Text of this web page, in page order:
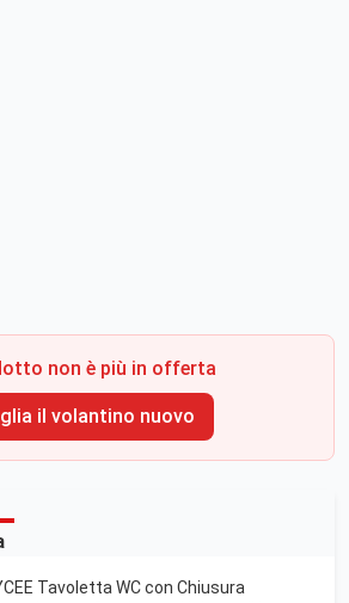
non è più in offerta
il volantino nuovo
Tavoletta WC con Chiusura